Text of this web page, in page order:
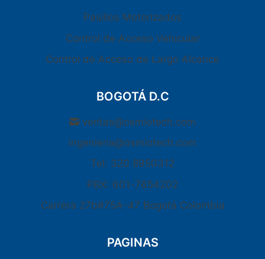
Pasillos Motorizados
Control de Acceso Vehicular
Control de Acceso de Largo Alcance
BOGOTÁ D.C
ventas@osmiotech.com
ingenieria@osmiotech.com
Tel: 320 8950312
PBX: 601-7654202
Carrera 27b#75A-47 Bogotá Colombia
PAGINAS